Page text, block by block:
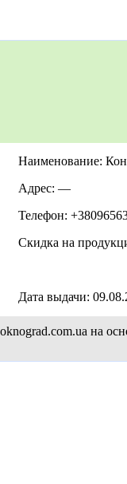
Наименование:
Адрес: —
Телефон:
Скидка на
Дата выдачи:
на